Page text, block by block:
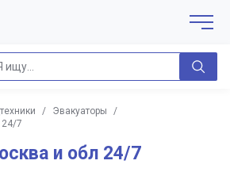
/ Эвакуаторы
/
24/7
и обл 24/7